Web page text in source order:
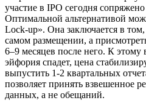
участие в IPO сегодня
Оптимальной альтернативой
Lock-up». Она заключается в
самом размещении, а
6–9 месяцев после него. К этому
эйфория спадет, цена
выпустить 1-2 квартальных
позволяет принять взвешенное
данных, а не обещаний.